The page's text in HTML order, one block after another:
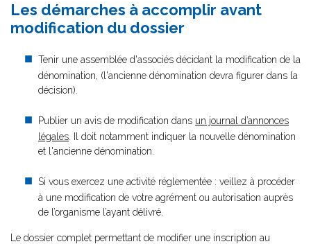
Les démarches à accomplir avant
modification du dossier
Tenir une assemblée d'associés décidant la modification de la
dénomination, (l'ancienne dénomination devra figurer dans la
décision).
Publier un avis de modification dans un journal d’annonces
légales . Il doit notamment indiquer la nouvelle dénomination
et l'ancienne dénomination.
Si vous exercez une activité réglementée : veillez à procéder
à une modification de votre agrément ou autorisation auprès
de l’organisme l’ayant délivré.
Le dossier complet permettant de modifier une inscription au